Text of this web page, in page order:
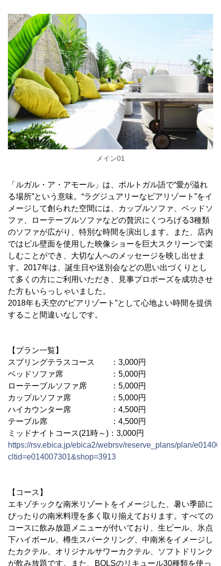
メイン01
「ルガル・ア・アモール」は、ポルトガル語で“愛が溢れ
る場所”という意味。“ラグジュアリーなビアリゾート”をイ
メージして創られた空間には、カップルソファ、ベッドソ
ファ、ローテーブルソファなどの贅沢にくつろげる3種類
のソファが広がり、特別な時間を演出します。また、店内
ではビル壁面を使用した映像ショーを巨大スクリーンで楽
しむことができ、大切な人へのメッセージを映し出せま
す。2017年は、誕生日や送別会などの思い出づくりとし
て多くの方にご利用いただき、見事プロポーズを成功させ
た方もいらっしゃいました。
2018年も天空の“ビアリゾート”として心地よい時間を提供
すること間違いなしです。
【プラン一覧】
スプリングテラスコース ：3,000円
ベッドソファ席 ：5,000円
ローテーブルソファ席 ：5,000円
カップルソファ席 ：5,000円
ハイカウンター席 ：4,500円
テーブル席 ：4,500円
ミッドナイトコース(21時～)：3,000円
https://rsv.ebica.jp/ebica2/webrsv/reserve_plans/plan/
cltid=e014007301&shop=3913
【コース】
エキゾチックな南米リゾートをイメージした、暑い季節に
ぴったりの南米料理を多く取り揃えております。すべての
コースに飲み放題メニューが付いており、生ビール、氷点
下ハイボール、樽生スパークリング、中南米をイメージし
たカクテル、オリジナルサワーカクテル、ソフトドリンク
が飲み放題です。また、BOLSのリキュール30種類を使っ